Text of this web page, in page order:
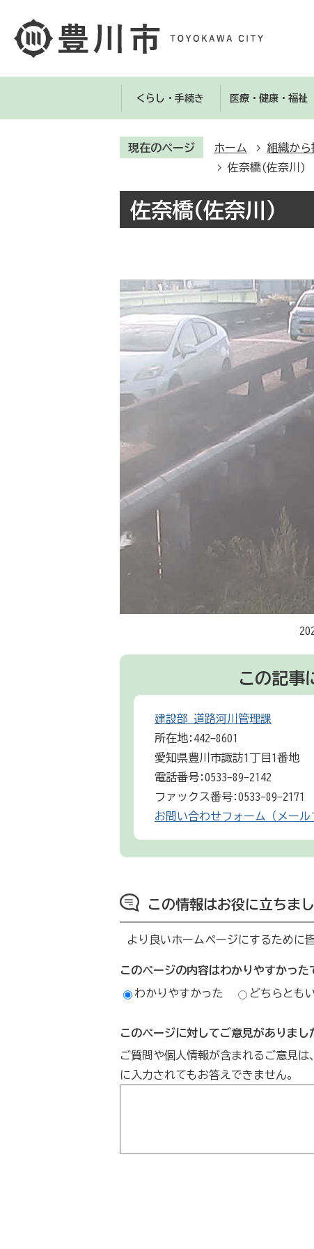
くらし・手続き 医療・健康・福祉
現在のページ ホーム 組織から
佐奈橋(佐奈川)
佐奈橋(佐奈川)
この記事
建設部 道路河川管理課
所在地:442-8601
愛知県豊川市諏訪1丁目1番地
電話番号:0533-89-2142
ファックス番号:0533-89-2171
お問い合わせフォーム（メール
この情報はお役に立ちま
より良いホームページにするために
このページの内容はわかりやすかった
わかりやすかった どちらとも
このページに対してご意見がありまし
ご質問や個人情報が含まれるご意見
に入力されてもお答えできません。